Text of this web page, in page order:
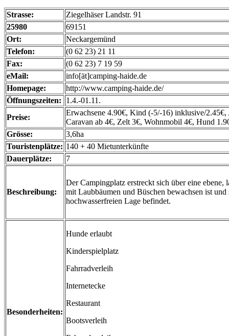
Strasse:
Ziegelhäser Landstr. 91
25980
69151
Ort:
Neckargemünd
Telefon:
(0 62 23) 21 11
Fax:
(0 62 23) 7 19 59
eMail:
info[ät]camping-haide.de
Homepage:
http://www.camping-haide.de/
Öffnungszeiten:
1.4.-01.11.
Preise:
Erwachsene 4.90€, Kind (-5/-16) inklusive/2.45€,
Caravan ab 4€, Zelt 3€, Wohnmobil 4€, Hund
Grösse:
3,6ha
Touristenplätze: 140 + 40 Mietunterkünfte
Dauerplätze:
7
Beschreibung:
Der Campingplatz erstreckt sich über eine ebene,
mit Laubbäumen und Büschen bewachsen ist und
hochwasserfreien Lage befindet.
Besonderheiten:
Hunde erlaubt
Kinderspielplatz
Fahrradverleih
Internetecke
Restaurant
Bootsverleih